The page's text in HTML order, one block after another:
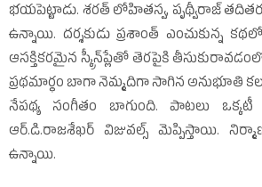
భయపెట్టాడు. శరత్‌ లోహితస్వ, పృథ్వీరాజ్‌
ఉన్నాయి. దర్శకుడు ప్రశాంత్‌ ఎంచుకున్న
ఆసక్తికరమైన స్క్రీన్‌ప్లేతో తెరపైకి
ప్రథమార్థం బాగా నెమ్మదిగా సాగిన అనుభూతి
నేపథ్య సంగీతం బాగుంది. పాటలు ఒక్కటీ
ఆర్‌.డి.రాజశేఖర్‌ విజువల్స్‌ మెప్పిస్తాయి.
ఉన్నాయి.